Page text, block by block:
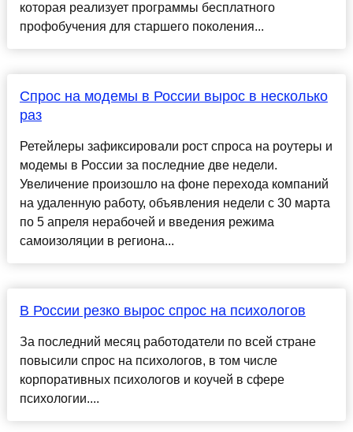
которая реализует программы бесплатного
профобучения для старшего поколения...
Спрос на модемы в России вырос в несколько
раз
Ретейлеры зафиксировали рост спроса на роутеры и
модемы в России за последние две недели.
Увеличение произошло на фоне перехода компаний
на удаленную работу, объявления недели с 30 марта
по 5 апреля нерабочей и введения режима
самоизоляции в региона...
В России резко вырос спрос на психологов
За последний месяц работодатели по всей стране
повысили спрос на психологов, в том числе
корпоративных психологов и коучей в сфере
психологии....